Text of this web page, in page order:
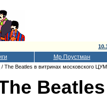
Мр.Поустман
/ The Beatles в витринах московского